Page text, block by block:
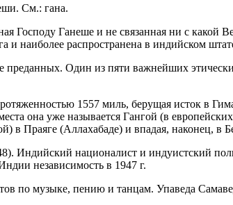
См.: гана.
Господу Ганеше и не связанная ни с какой
и наиболее распространена в индийском
Один из пяти важнейших
1557 миль, берущая исток в
она уже называется Гангой (в
в Праяге (Аллахабаде) и впадая, наконец, в
националист и индуистский
независимость в 1947 г.
по музыке, пению и танцам. Упаведа